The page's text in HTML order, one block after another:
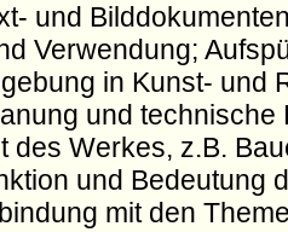
und
Verwendung;
in Kunst- und
und
des Werkes, z.B.
und Bedeutung
mit den